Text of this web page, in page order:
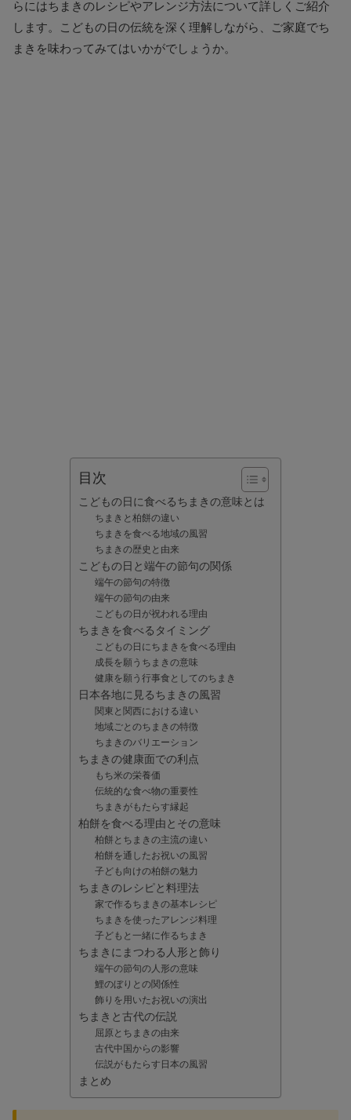
らにはちまきのレシピやアレンジ方法について詳しくご紹介
します。こどもの日の伝統を深く理解しながら、ご家庭でち
まきを味わってみてはいかがでしょうか。
目次
こどもの日に食べるちまきの意味とは
ちまきと柏餅の違い
ちまきを食べる地域の風習
ちまきの歴史と由来
こどもの日と端午の節句の関係
端午の節句の特徴
端午の節句の由来
こどもの日が祝われる理由
ちまきを食べるタイミング
こどもの日にちまきを食べる理由
成長を願うちまきの意味
健康を願う行事食としてのちまき
日本各地に見るちまきの風習
関東と関西における違い
地域ごとのちまきの特徴
ちまきのバリエーション
ちまきの健康面での利点
もち米の栄養価
伝統的な食べ物の重要性
ちまきがもたらす縁起
柏餅を食べる理由とその意味
柏餅とちまきの主流の違い
柏餅を通したお祝いの風習
子ども向けの柏餅の魅力
ちまきのレシピと料理法
家で作るちまきの基本レシピ
ちまきを使ったアレンジ料理
子どもと一緒に作るちまき
ちまきにまつわる人形と飾り
端午の節句の人形の意味
鯉のぼりとの関係性
飾りを用いたお祝いの演出
ちまきと古代の伝説
屈原とちまきの由来
古代中国からの影響
伝説がもたらす日本の風習
まとめ